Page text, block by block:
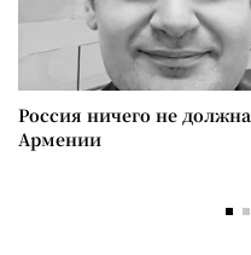
Россия ничего не должна
Армении